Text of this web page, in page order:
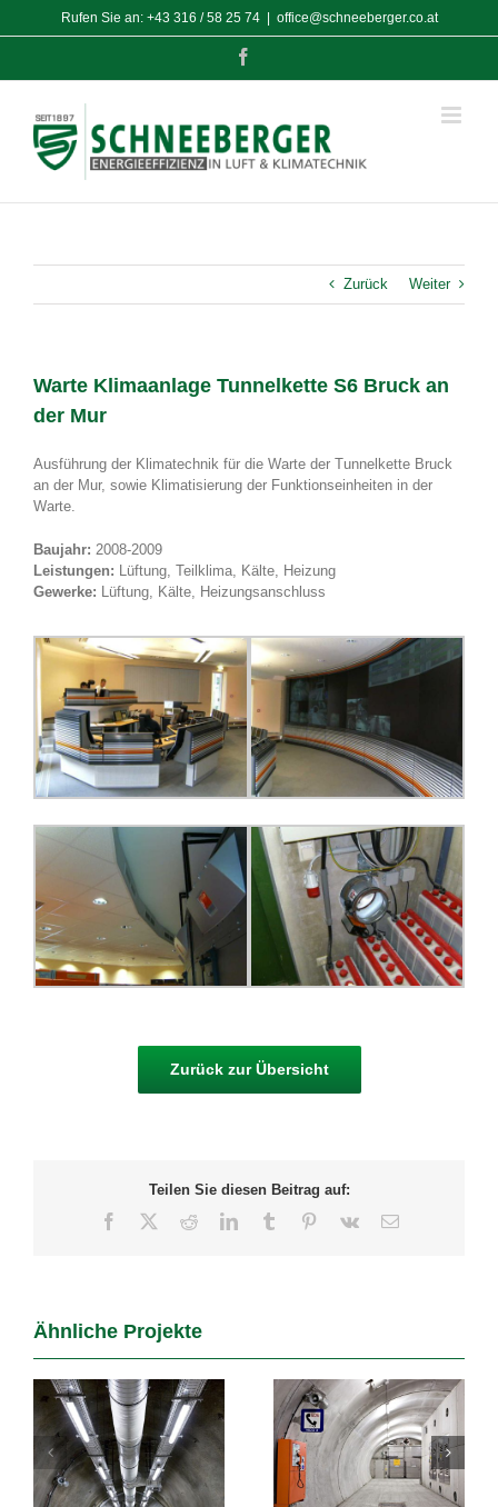
Rufen Sie an: +43 316 / 58 25 74 office@schneeberger.co.at
Zurück Weiter
Warte Klimaanlage Tunnelkette S6 Bruck an
der Mur
Ausführung der Klimatechnik für die Warte der Tunnelkette Bruck
an der Mur, sowie Klimatisierung der Funktionseinheiten in der
Warte.
Baujahr: 2008-2009
Leistungen: Lüftung, Teilklima, Kälte, Heizung
Gewerke: Lüftung, Kälte, Heizungsanschluss
Zurück zur Übersicht
Teilen Sie diesen Beitrag auf:
Facebook RedditLinkedInTumblr Pinterest
Vk
E-
Ähnliche Projekte
Tauern und
Katschbergtunnel
Gebäudelüftung
Strengertunnel
Arlberg